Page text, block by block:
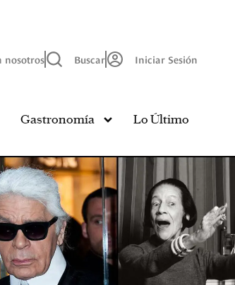
nosotros Buscar Iniciar Sesión
Gastronomía Lo Último